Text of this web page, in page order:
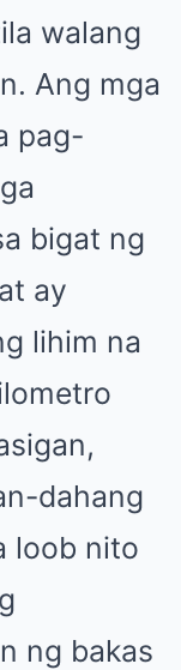
walang
Ang mga
pag-
bigat ng
ay
lihim na
dahang
loob nito
ng bakas